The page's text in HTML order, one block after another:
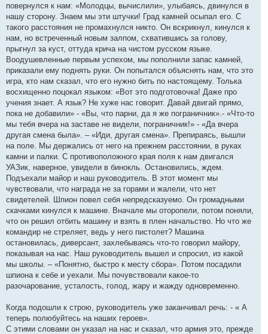
повернулся к нам: «Молодцы, вычислили», улыбаясь, двинулся в
нашу сторону. Знаем мы эти штучки! Град камней осыпал его. С
такого расстояния не промахнулся никто. Он вскрикнул, кинулся к
нам, но встреченный новым залпом, схватившись за голову,
прыгнул за куст, оттуда крича на чистом русском языке.
Воодушевленные первым успехом, мы пополнили запас камней,
приказали ему поднять руки. Он попытался объяснять нам, что это
игра, кто нам сказал, что его нужно бить по настоящему. Толька
восхищенно поцокал языком: «Вот это подготовочка! Даже про
учения знает. А язык? Не хуже нас говорит. Давай двигай прямо,
пока не добавили» - «Вы, что парни, да я же пограничник».- «Что-то
мы тебя вчера на заставе не видели, пограничник!» - «Да вчера
другая смена была». – «Иди, другая смена». Препираясь, вышли
на поле. Мы держались от него на прежнем расстоянии, в руках
камни и палки. С противоположного края поля к нам двигался
УАЗик, наверное, увидели в бинокль. Остановились, ждем.
Подъехали майор и наш руководитель. В этот момент мы
чувствовали, что награда не за горами и жалели, что нет
свидетелей. Шпион повел себя непредсказуемо. Он громадными
скачками кинулся к машине. Вначале мы оторопели, потом поняли,
что он решил отбить машину и взять в плен начальство. Но что же
командир не стреляет, ведь у него пистолет? Машина
остановилась, диверсант, захлебываясь что-то говорил майору,
показывая на нас. Наш руководитель вышел и спросил, из какой
мы школы. – «Понятно, быстро к месту сбора». Потом посадили
шпиона к себе и уехали. Мы почувствовали какое-то
разочарование, усталость, голод, жару и жажду одновременно.
Когда подошли к строю, руководитель уже заканчивал речь: - « А
теперь полюбуйтесь на наших героев».
С этими словами он указал на нас и сказал, что армия это, прежде